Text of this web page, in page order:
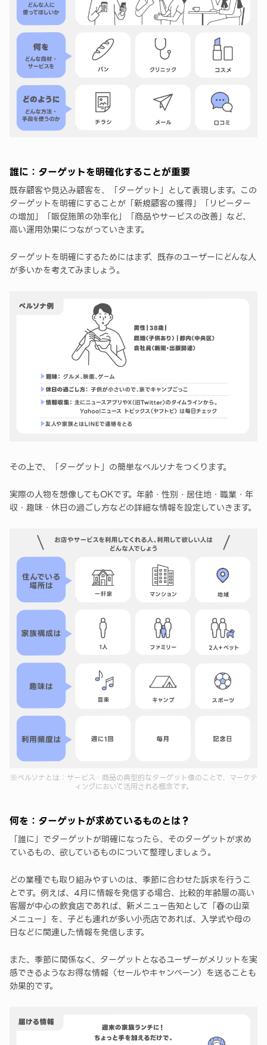
誰に：ターゲットを明確化することが重要
既存顧客や見込み顧客を、「ターゲット」として表現します。この
ターゲットを明確にすることが「新規顧客の獲得」「リピーター
の増加」「販促施策の効率化」「商品やサービスの改善」など、
高い運用効果につながっていきます。
ターゲットを明確にするためにはまず、既存のユーザーにどんな人
が多いかを考えてみましょう。
その上で、「ターゲット」の簡単なペルソナをつくります。
実際の人物を想像してもOKです。年齢・性別・居住地・職業・年
収・趣味・休日の過ごし方などの詳細な情報を設定していきます。
※ペルソナとは：サービス・商品の典型的なターゲット像のことで、マーケテ
ィングにおいて活用される概念です。
何を：ターゲットが求めているものとは？
「誰に」でターゲットが明確になったら、そのターゲットが求め
ているもの、欲しているものについて整理しましょう。
どの業種でも取り組みやすいのは、季節に合わせた訴求を行うこ
とです。例えば、4月に情報を発信する場合、比較的年齢層の高い
客層が中心の飲食店であれば、新メニュー告知として「春の山菜
メニュー」を、子ども連れが多い小売店であれば、入学式や母の
日などに関連した情報を発信します。
また、季節に関係なく、ターゲットとなるユーザーがメリットを実
感できるようなお得な情報（セールやキャンペーン）を送ることも
効果的です。